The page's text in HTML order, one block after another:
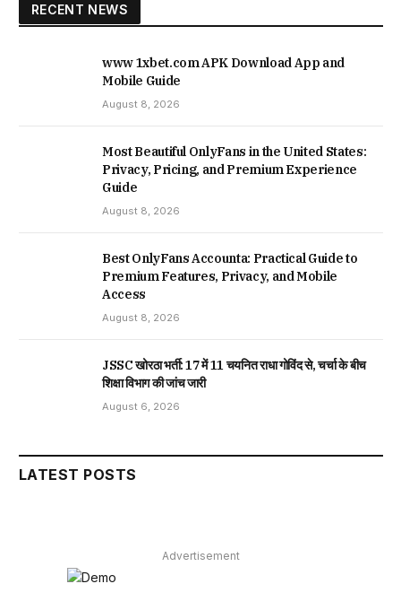
RECENT NEWS
www 1xbet.com APK Download App and
Mobile Guide
August 8, 2026
Most Beautiful OnlyFans in the United States:
Privacy, Pricing, and Premium Experience
Guide
August 8, 2026
Best OnlyFans Accounta: Practical Guide to
Premium Features, Privacy, and Mobile
Access
August 8, 2026
JSSC खोरठा भर्ती: 17 में 11 चयनित राधा गोविंद से, चर्चा के बीच
शिक्षा विभाग की जांच जारी
August 6, 2026
LATEST POSTS
Advertisement